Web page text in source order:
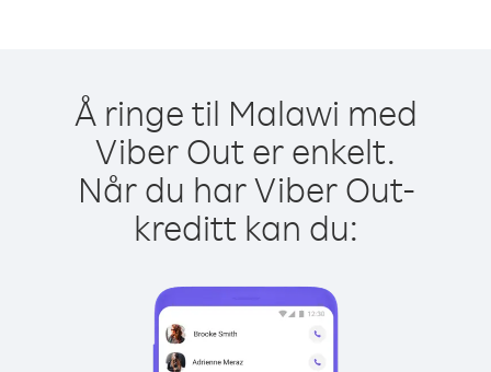
Å ringe til Malawi med
Viber Out er enkelt.
Når du har Viber Out-
kreditt kan du: